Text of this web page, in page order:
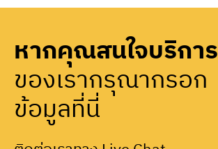
หากคุณสนใจบริการ
ของเรากรุณากรอก
ข้อมูลที่นี่